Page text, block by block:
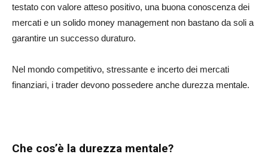
testato con valore atteso positivo, una buona conoscenza dei
mercati e un solido money management non bastano da soli a
garantire un successo duraturo.
Nel mondo competitivo, stressante e incerto dei mercati
finanziari, i trader devono possedere anche durezza mentale.
Che cos’è la durezza mentale?